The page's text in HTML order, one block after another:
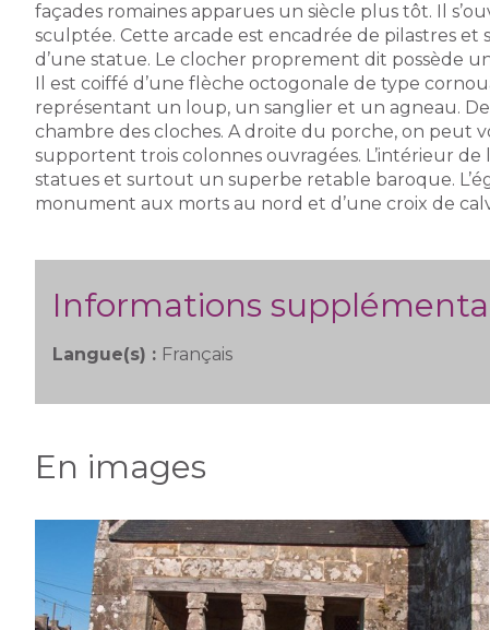
façades romaines apparues un siècle plus tôt. Il
sculptée. Cette arcade est encadrée de pilastres et
d’une statue. Le clocher proprement dit possède
Il est coiffé d’une flèche octogonale de type
représentant un loup, un sanglier et un agneau.
chambre des cloches. A droite du porche, on peut
supportent trois colonnes ouvragées. L’intérieur de
statues et surtout un superbe retable baroque.
monument aux morts au nord et d’une croix de
Informations
Langue(s) : Français
En images